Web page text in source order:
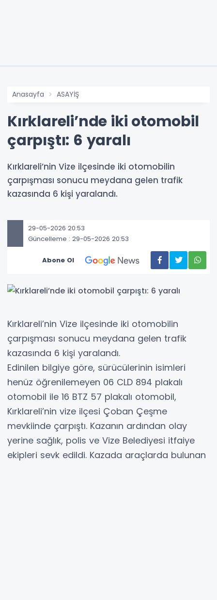
Anasayfa ASAYİŞ
Kırklareli’nde iki otomobil
çarpıştı: 6 yaralı
Kırklareli’nin Vize ilçesinde iki otomobilin
çarpışması sonucu meydana gelen trafik
kazasında 6 kişi yaralandı.
29-05-2026 20:53
Güncelleme : 29-05-2026 20:53
Abone Ol
Kırklareli’nin Vize ilçesinde iki otomobilin
çarpışması sonucu meydana gelen trafik
kazasında 6 kişi yaralandı.
Edinilen bilgiye göre, sürücülerinin isimleri
henüz öğrenilemeyen 06 CLD 894 plakalı
otomobil ile 16 BTZ 57 plakalı otomobil,
Kırklareli’nin vize ilçesi Çoban Çeşme
mevkiinde çarpıştı. Kazanın ardından olay
yerine sağlık, polis ve Vize Belediyesi itfaiye
ekipleri sevk edildi. Kazada araçlarda bulunan